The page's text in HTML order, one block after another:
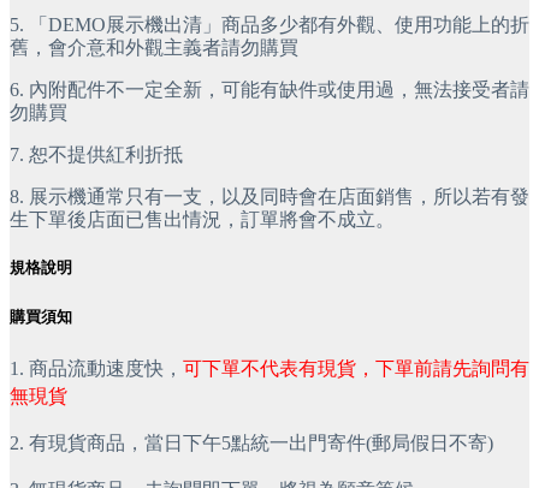
5. 「DEMO展示機出清」商品多少都有外觀、使用功能上的折
舊，會介意和外觀主義者請勿購買
6. 內附配件不一定全新，可能有缺件或使用過，無法接受者請
勿購買
7. 恕不提供紅利折抵
8. 展示機通常只有一支，以及同時會在店面銷售，所以若有發
生下單後店面已售出情況，訂單將會不成立。
規格說明
購買須知
1. 商品流動速度快， 可下單不代表有現貨，下單前請先詢問有
無現貨
2. 有現貨商品，當日下午5點統一出門寄件(郵局假日不寄)